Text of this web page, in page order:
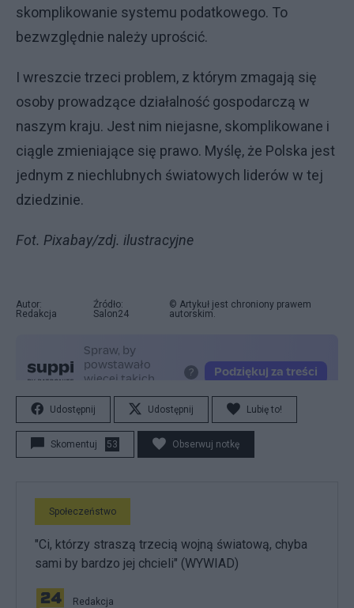
skomplikowanie systemu podatkowego. To
bezwzględnie należy uprościć.
I wreszcie trzeci problem, z którym zmagają się
osoby prowadzące działalność gospodarczą w
naszym kraju. Jest nim niejasne, skomplikowane i
ciągle zmieniające się prawo. Myślę, że Polska jest
jednym z niechlubnych światowych liderów w tej
dziedzinie.
Fot. Pixabay/zdj. ilustracyjne
Autor:
Redakcja
Źródło:
Salon24
© Artykuł jest chroniony prawem
autorskim.
Udostępnij Udostępnij Lubię to!
Skomentuj 53 Obserwuj notkę
Społeczeństwo
"Ci, którzy straszą trzecią wojną światową, chyba
sami by bardzo jej chcieli" (WYWIAD)
Redakcja